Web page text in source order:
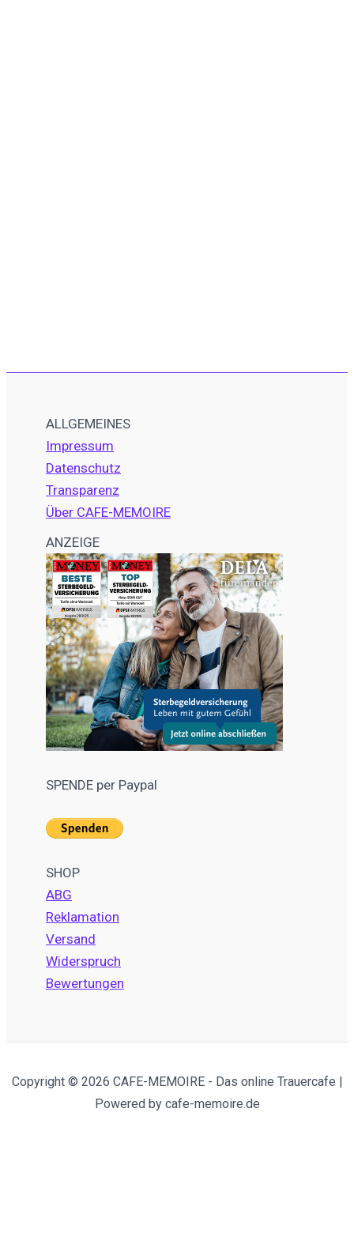
ALLGEMEINES
Impressum
Datenschutz
Transparenz
Über CAFE-MEMOIRE
ANZEIGE
SPENDE per Paypal
SHOP
ABG
Reklamation
Versand
Widerspruch
Bewertungen
Copyright © 2026 CAFE-MEMOIRE - Das online Trauercafe |
Powered by cafe-memoire.de